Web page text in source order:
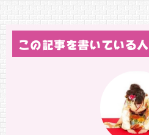
この記事を書いている人